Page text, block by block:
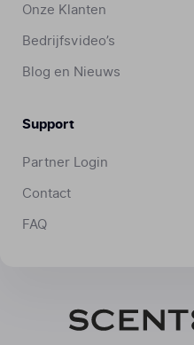
Onze Klanten
Bedrijfsvideo’s
Blog en Nieuws
Support
Partner Login
Contact
FAQ